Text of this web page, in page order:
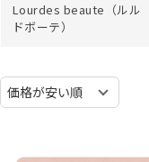
Lourdes beaute（ルル
ドボーテ）